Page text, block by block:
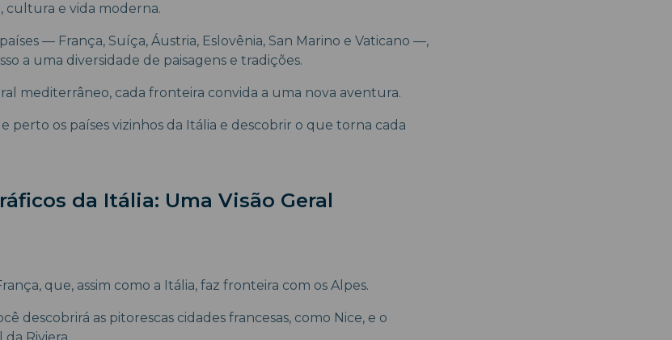
cultura e vida moderna.
— França, Suíça, Áustria, Eslovênia, San Marino e Vaticano —,
a uma diversidade de paisagens e tradições.
mediterrâneo, cada fronteira convida a uma nova aventura.
perto os países vizinhos da Itália e descobrir o que torna cada
da Itália: Uma Visão Geral
que, assim como a Itália, faz fronteira com os Alpes.
descobrirá as pitorescas cidades francesas, como Nice, e o